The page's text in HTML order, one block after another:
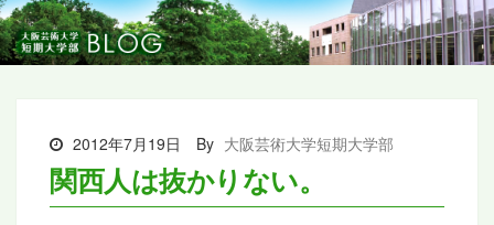
2012年7月19日 By 大阪芸術大学短期大学部
関西人は抜かりない。